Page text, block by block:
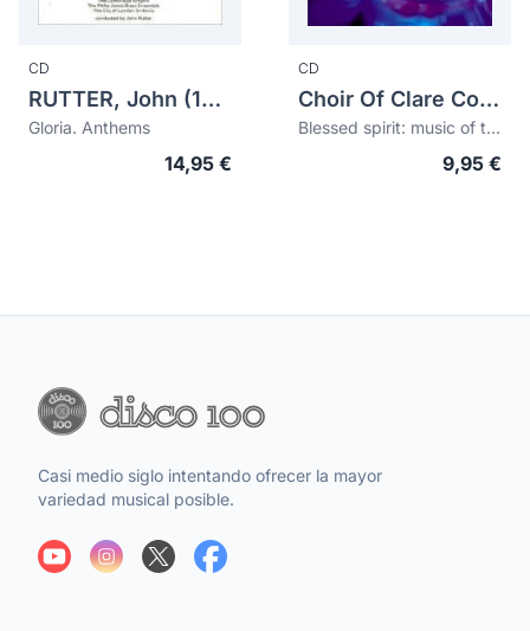
CD
RUTTER, John (1945)
Gloria. Anthems
14,95 €
CD
Choir Of Clare College, Cambridge
Blessed spirit: music of the soul's journey
9,95 €
Casi medio siglo intentando ofrecer la mayor
variedad musical posible.